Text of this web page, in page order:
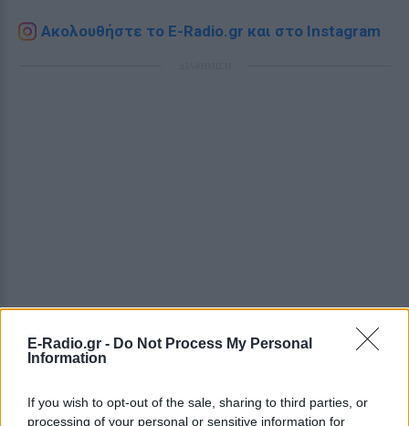
E-Radio.gr - Do Not Process My Personal
Information
If you wish to opt-out of the sale, sharing to third parties, or
processing of your personal or sensitive information for
Ακολουθήστε το E-Radio.gr και στο Instagram